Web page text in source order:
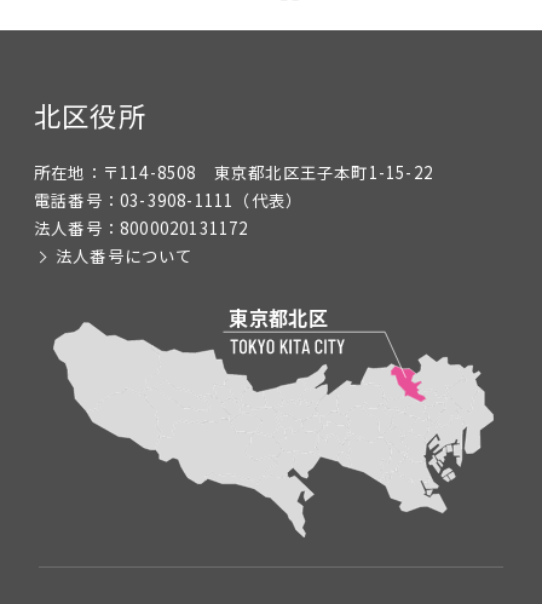
北区役所
所在地： 〒114-8508 東京都北区王子本町1-15-22
電話番号： 03-3908-1111 （代表）
法人番号： 8000020131172
法人番号について